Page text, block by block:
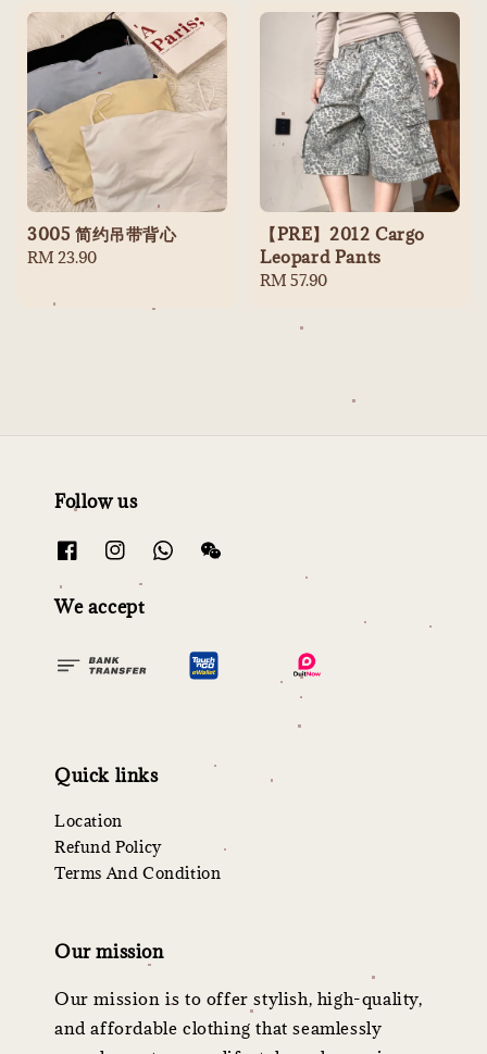
3005 简约吊带背心
Regular
RM 23.90
【PRE】2012 Cargo
Leopard Pants
Regular
RM 57.90
Follow us
We accept
Quick links
Location
Refund Policy
Terms And Condition
Our mission
Our mission is to offer stylish, high-quality,
and affordable clothing that seamlessly